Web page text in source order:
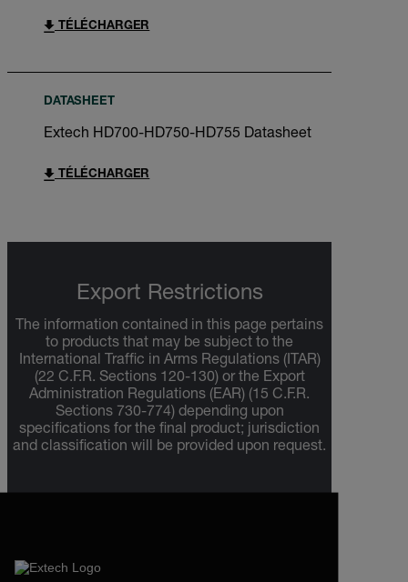
TÉLÉCHARGER
DATASHEET
Extech HD700-HD750-HD755 Datasheet
TÉLÉCHARGER
Export Restrictions
The information contained in this page pertains
to products that may be subject to the
International Traffic in Arms Regulations (ITAR)
(22 C.F.R. Sections 120-130) or the Export
Administration Regulations (EAR) (15 C.F.R.
Sections 730-774) depending upon
specifications for the final product; jurisdiction
and classification will be provided upon request.